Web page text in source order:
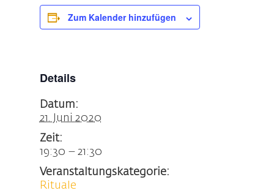
Zum Kalender hinzufügen
Details
Datum:
21. Juni 2020
Zeit:
19:30 – 21:30
Veranstaltungskategorie:
Rituale